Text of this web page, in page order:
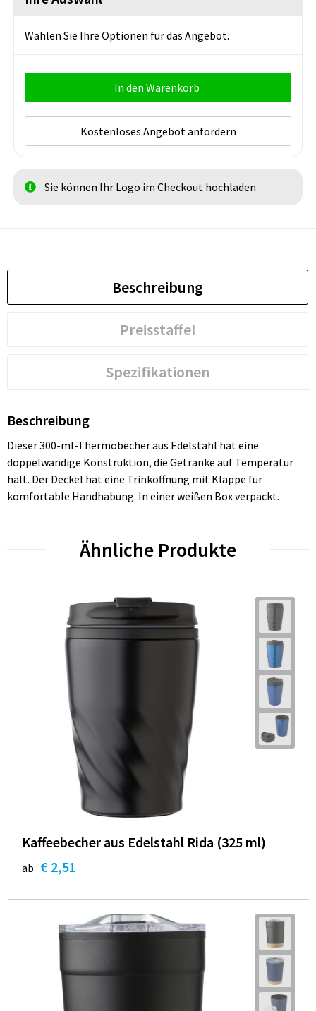
Wählen Sie Ihre Optionen für das Angebot.
In den Warenkorb
Kostenloses Angebot anfordern
Sie können Ihr Logo im Checkout hochladen
Beschreibung
Preisstaffel
Spezifikationen
Beschreibung
Dieser 300-ml-Thermobecher aus Edelstahl hat eine
doppelwandige Konstruktion, die Getränke auf Temperatur
hält. Der Deckel hat eine Trinköffnung mit Klappe für
komfortable Handhabung. In einer weißen Box verpackt.
Ähnliche Produkte
Kaffeebecher aus Edelstahl Rida (325 ml)
ab € 2,51